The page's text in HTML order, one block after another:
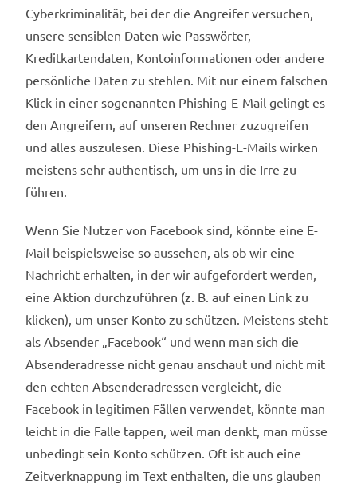
Cyberkriminalität, bei der die Angreifer versuchen,
unsere sensiblen Daten wie Passwörter,
Kreditkartendaten, Kontoinformationen oder andere
persönliche Daten zu stehlen. Mit nur einem falschen
Klick in einer sogenannten Phishing-E-Mail gelingt es
den Angreifern, auf unseren Rechner zuzugreifen
und alles auszulesen. Diese Phishing-E-Mails wirken
meistens sehr authentisch, um uns in die Irre zu
führen.
Wenn Sie Nutzer von Facebook sind, könnte eine E-
Mail beispielsweise so aussehen, als ob wir eine
Nachricht erhalten, in der wir aufgefordert werden,
eine Aktion durchzuführen (z. B. auf einen Link zu
klicken), um unser Konto zu schützen. Meistens steht
als Absender „Facebook“ und wenn man sich die
Absenderadresse nicht genau anschaut und nicht mit
den echten Absenderadressen vergleicht, die
Facebook in legitimen Fällen verwendet, könnte man
leicht in die Falle tappen, weil man denkt, man müsse
unbedingt sein Konto schützen. Oft ist auch eine
Zeitverknappung im Text enthalten, die uns glauben